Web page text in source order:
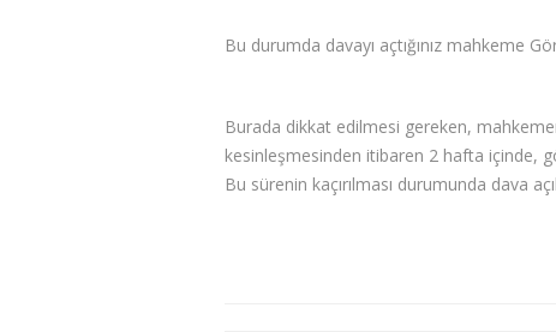
Bu durumda davayı açtığınız mahkeme
Burada dikkat edilmesi gereken,
kesinleşmesinden itibaren 2 hafta içinde,
Bu sürenin kaçırılması durumunda dava